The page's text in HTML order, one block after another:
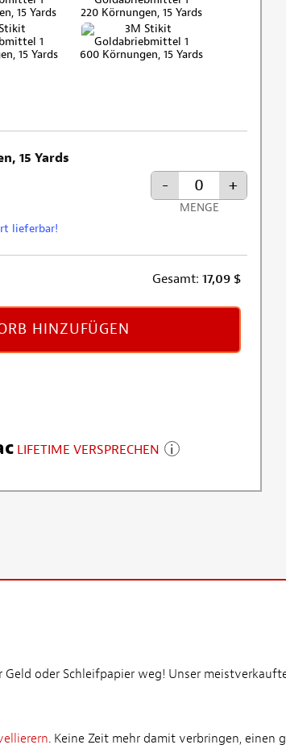
15 Yards 220 Körnungen, 15 Yards
15 Yards 600 Körnungen, 15 Yards
15 Yards
lieferbar!
- +
MENGE
Gesamt: 17,09 $
HINZUFÜGEN
LIFETIME VERSPRECHEN
oder Schleifpapier weg! Unser
. Keine Zeit mehr damit verbringen, einen